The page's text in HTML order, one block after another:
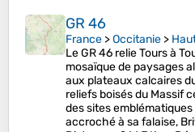
GR 46
France >Occitanie >
Le GR 46 relie Tours à
mosaïque de paysages
aux plateaux calcaires
reliefs boisés du Massif
des sites
accroché à sa falaise,